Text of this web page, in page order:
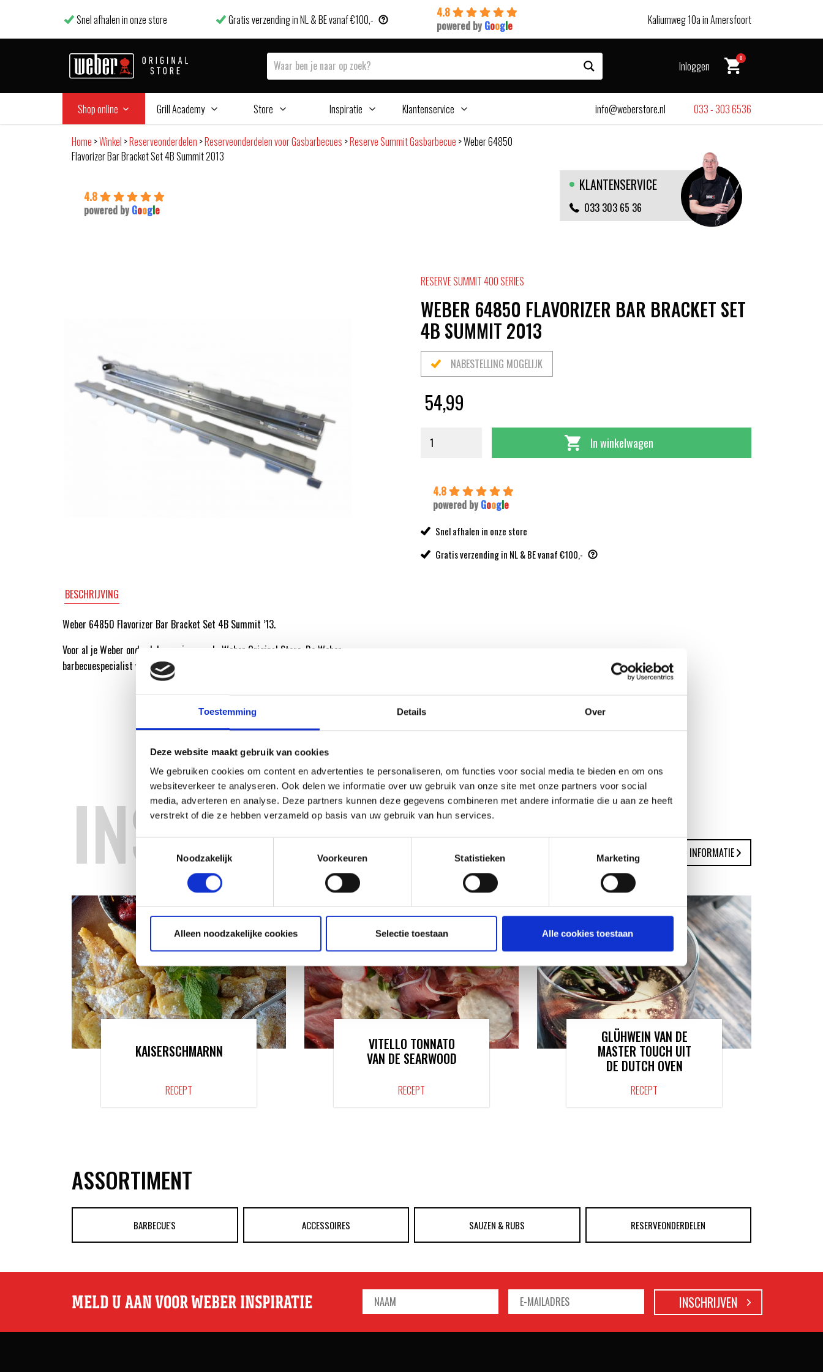
Toestemming Details Over
Deze website maakt gebruik van cookies
We gebruiken cookies om content en advertenties te personaliseren, om functies voor social media te bieden en om ons
websiteverkeer te analyseren. Ook delen we informatie over uw gebruik van onze site met onze partners voor social
media, adverteren en analyse. Deze partners kunnen deze gegevens combineren met andere informatie die u aan ze heeft
verstrekt of die ze hebben verzameld op basis van uw gebruik van hun services.
Noodzakelijk
Voorkeuren Statistieken Marketing
Alleen noodzakelijke cookies Selectie toestaan Alle cookies toestaan
Snel afhalen in onze store Gratis verzending in NL & BE vanaf €100,-
4.8
powered by Google Kaliumweg 10a in Amersfoort
Inloggen
0
Shop online Grill Academy Store Inspiratie Klantenservice info@weberstore.nl 033 - 303 6536
Home >Winkel >Reserveonderdelen >Reserveonderdelen voor Gasbarbecues >Reserve Summit Gasbarbecue >Weber 64850
Flavorizer Bar Bracket Set 4B Summit 2013
4.8
powered by Google
KLANTENSERVICE
033 303 65 36
BESCHRIJVING
Weber 64850 Flavorizer Bar Bracket Set 4B Summit ’13.
Voor al je Weber onderdelen ga je naar de Weber Original Store. De Weber
barbecuespecialist van Nederland.
RESERVE SUMMIT 400 SERIES
WEBER 64850 FLAVORIZER BAR BRACKET SET
4B SUMMIT 2013
NABESTELLING MOGELIJK
54,99
In winkelwagen
4.8
powered by Google
Snel afhalen in onze store
Gratis verzending in NL & BE vanaf €100,-
INSPIRATIE
RECEPTEN EN TIPS
VAN ONZE GRILL MASTERS
MEER INFORMATIE
KAISERSCHMARNN
RECEPT
VITELLO TONNATO
VAN DE SEARWOOD
RECEPT
GLÜHWEIN VAN DE
MASTER TOUCH UIT
DE DUTCH OVEN
RECEPT
ASSORTIMENT
BARBECUE'S ACCESSOIRES SAUZEN & RUBS RESERVEONDERDELEN
MELD U AAN VOOR WEBER INSPIRATIE